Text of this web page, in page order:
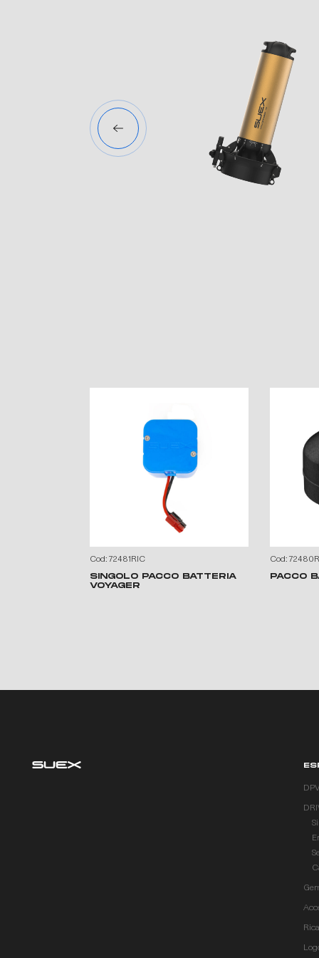
Cod: 72481RIC
SINGOLO PACCO BATTERIA
VOYAGER
Cod:
PACCO
DPV